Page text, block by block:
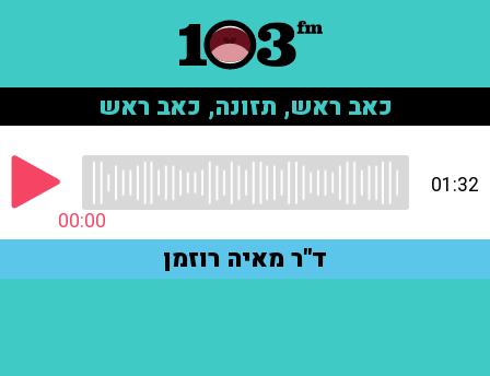
כאב ראש, תזונה, כאב ראש
00:00
01:32
ד"ר מאיה רוזמן